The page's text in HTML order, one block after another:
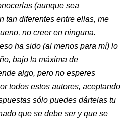
(aunque sea
tan diferentes entre ellas, me
no creer en ninguna.
ha sido (al menos para mí) lo
bajo la máxima de
algo, pero no esperes
todos estos autores, aceptando
sólo puedes dártelas tu
que se debe ser y que se